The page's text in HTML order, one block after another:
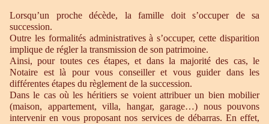
Lorsqu’un proche décède, la famille doit s’occuper de sa
succession.
Outre les formalités administratives à s’occuper, cette disparition
implique de régler la transmission de son patrimoine.
Ainsi, pour toutes ces étapes, et dans la majorité des cas, le
Notaire est là pour vous conseiller et vous guider dans les
différentes étapes du règlement de la succession.
Dans le cas où les héritiers se voient attribuer un bien mobilier
(maison, appartement, villa, hangar, garage…) nous pouvons
intervenir en vous proposant nos services de débarras. En effet,